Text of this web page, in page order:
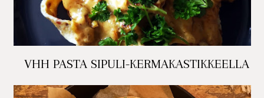
VHH PASTA SIPULI-KERMAKASTIKKEELLA